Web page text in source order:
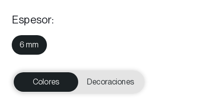
Espesor:
6 mm
Colores Decoraciones